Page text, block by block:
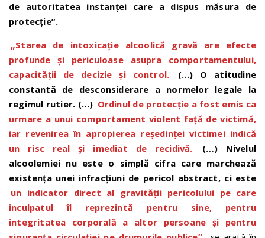
de autoritatea instanței care a dispus măsura de
protecție”.
„Starea de intoxicație alcoolică gravă are efecte
profunde și periculoase asupra comportamentului,
capacității de decizie și control.
(…) O atitudine
constantă de desconsiderare a normelor legale la
regimul rutier. (…) Ordinul de protecție a fost emis ca
urmare a unui comportament violent față de victimă,
iar revenirea în apropierea reședinței victimei indică
un risc real și imediat de recidivă.
(…) Nivelul
alcoolemiei nu este o simplă cifra care marchează
existența unei infracțiuni de pericol abstract, ci este
un indicator direct al gravității pericolului pe care
inculpatul îl reprezintă pentru sine, pentru
integritatea corporală a altor persoane și pentru